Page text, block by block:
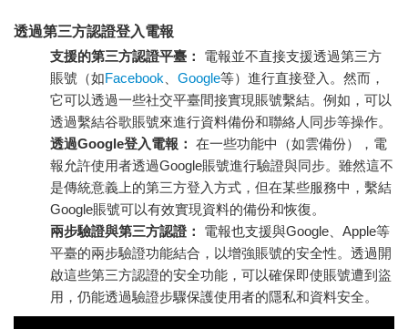
透過第三方認證登入電報
支援的第三方認證平臺：
電報並不直接支援透過第三方
賬號（如Facebook Google等）進行直接登入。然而，
它可以透過一些社交平臺間接實現賬號繫結。例如，可以
透過繫結谷歌賬號來進行資料備份和聯絡人同步等操作。
透過Google登入電報： 在一些功能中（如雲備份），電
報允許使用者透過Google賬號進行驗證與同步。雖然這不
是傳統意義上的第三方登入方式，但在某些服務中，繫結
Google賬號可以有效實現資料的備份和恢復。
兩步驗證與第三方認證：
電報也支援與Google、Apple等
平臺的兩步驗證功能結合，以增強賬號的安全性。透過開
啟這些第三方認證的安全功能，可以確保即使賬號遭到盜
用，仍能透過驗證步驟保護使用者的隱私和資料安全。